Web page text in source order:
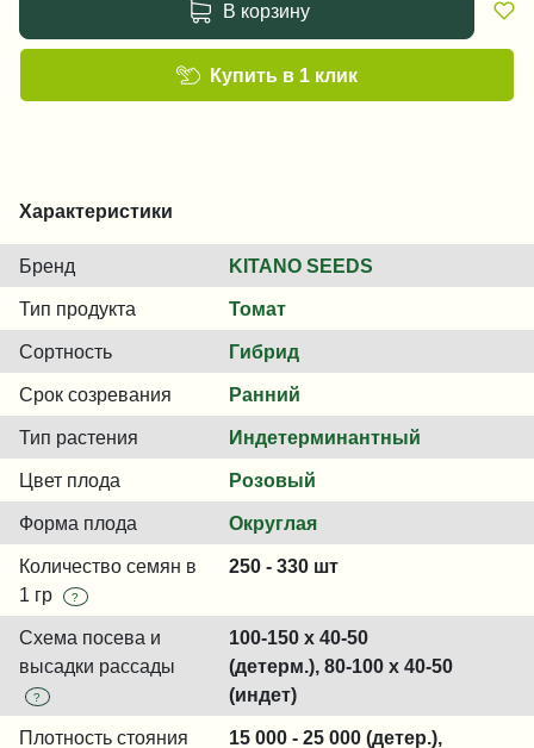
В корзину
Купить в 1 клик
Характеристики
Бренд KITANO SEEDS
Тип продукта Томат
Сортность Гибрид
Срок созревания Ранний
Тип растения Индетерминантный
Цвет плода Розовый
Форма плода Округлая
Количество семян в
1 гр
?
250 - 330 шт
Схема посева и
высадки рассады
?
100-150 x 40-50
(детерм.), 80-100 x 40-50
(индет)
Плотность стояния
15 000 - 25 000 (детер.),